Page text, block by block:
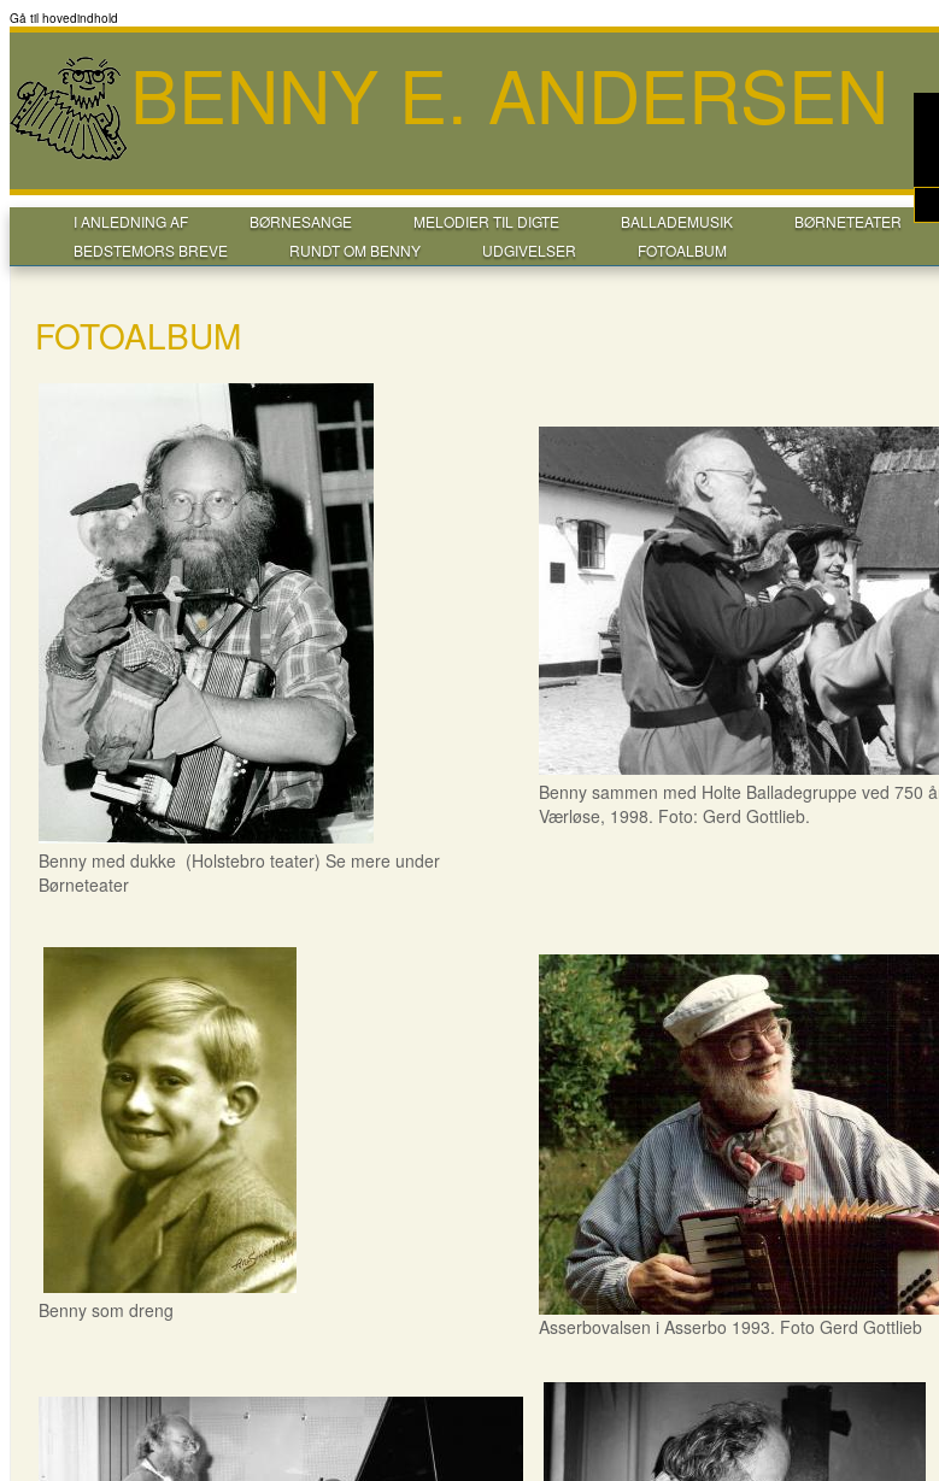
Gå til hovedindhold
BENNY E. ANDERSEN
I ANLEDNING AF BØRNESANGE MELODIER TIL DIGTE BALLADEMUSIK BØRNETEATER
BEDSTEMORS BREVE
RUNDT OM BENNY UDGIVELSER FOTOALBUM
FOTOALBUM
Benny med dukke (Holstebro teater) Se mere under
Børneteater
Benny sammen med Holte Balladegruppe ved 750
Værløse, 1998. Foto: Gerd Gottlieb.
Benny som dreng
Asserbovalsen i Asserbo 1993. Foto Gerd Gottlieb